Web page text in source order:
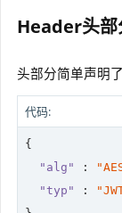
Header头部
头部分简单声明
代码:
{
"alg"
:
"typ"
: